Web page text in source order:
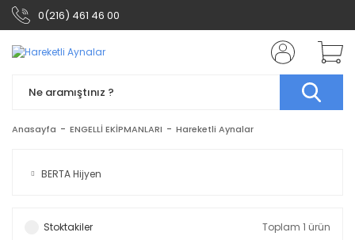
0(216) 461 46 00
Anasayfa ENGELLİ EKİPMANLARI Hareketli Aynalar
BERTA Hijyen
Stoktakiler Toplam 1 ürün